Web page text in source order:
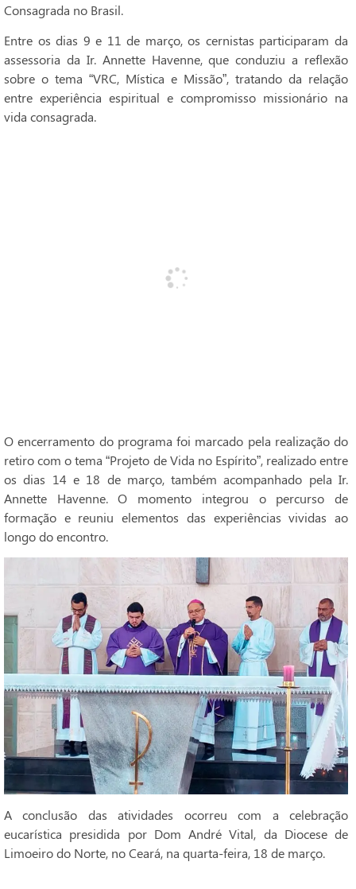
Consagrada no Brasil.
Entre os dias 9 e 11 de março, os cernistas participaram da
assessoria da Ir. Annette Havenne, que conduziu a reflexão
sobre o tema “VRC, Mística e Missão”, tratando da relação
entre experiência espiritual e compromisso missionário na
vida consagrada.
O encerramento do programa foi marcado pela realização do
retiro com o tema “Projeto de Vida no Espírito”, realizado entre
os dias 14 e 18 de março, também acompanhado pela Ir.
Annette Havenne. O momento integrou o percurso de
formação e reuniu elementos das experiências vividas ao
longo do encontro.
A conclusão das atividades ocorreu com a celebração
eucarística presidida por Dom André Vital, da Diocese de
Limoeiro do Norte, no Ceará, na quarta-feira, 18 de março.